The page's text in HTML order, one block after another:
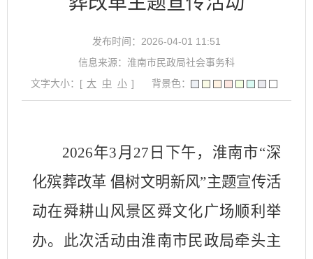
发布时间：2026-04-01 11:51
信息来源：淮南市民政局社会事务科
文字大小：[ 大 中 小 ] 背景色：
2026年3 月 27 日下午，淮南市“深
化殡葬改革 倡树文明新风”主题宣传活
动在舜耕山风景区舜文化广场顺利举
办。此次活动由淮南市民政局牵头主